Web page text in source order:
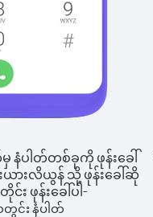
နံပါတ်တစ်ခုကို ဖုန်းခေါ်
ားလိယွန် သို့ ဖုန်းခေါ်ဆို
း ဖုန်းခေါ်ပါ-
င်း နံပါတ်